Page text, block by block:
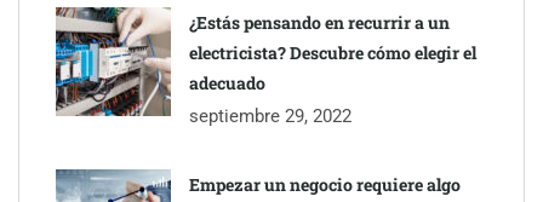
¿Estás pensando en recurrir a un
electricista? Descubre cómo elegir el
adecuado
septiembre 29, 2022
Empezar un negocio requiere algo